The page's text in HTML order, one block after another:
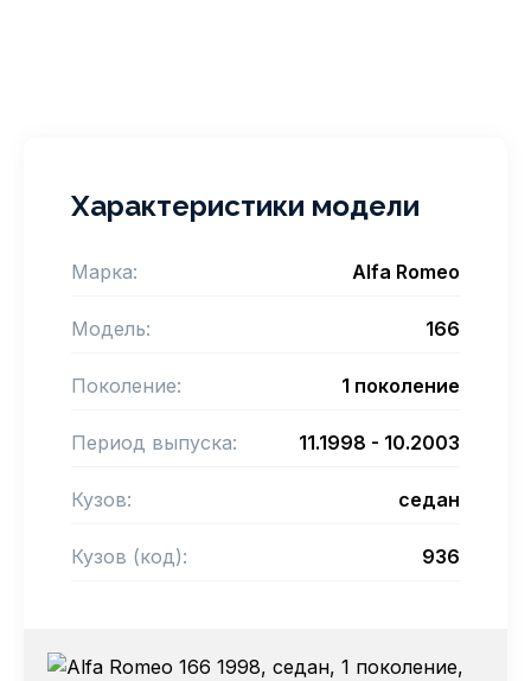
Характеристики модели
Марка: Alfa Romeo
Модель: 166
Поколение: 1 поколение
Период выпуска: 11.1998 - 10.2003
Кузов: седан
Кузов (код): 936